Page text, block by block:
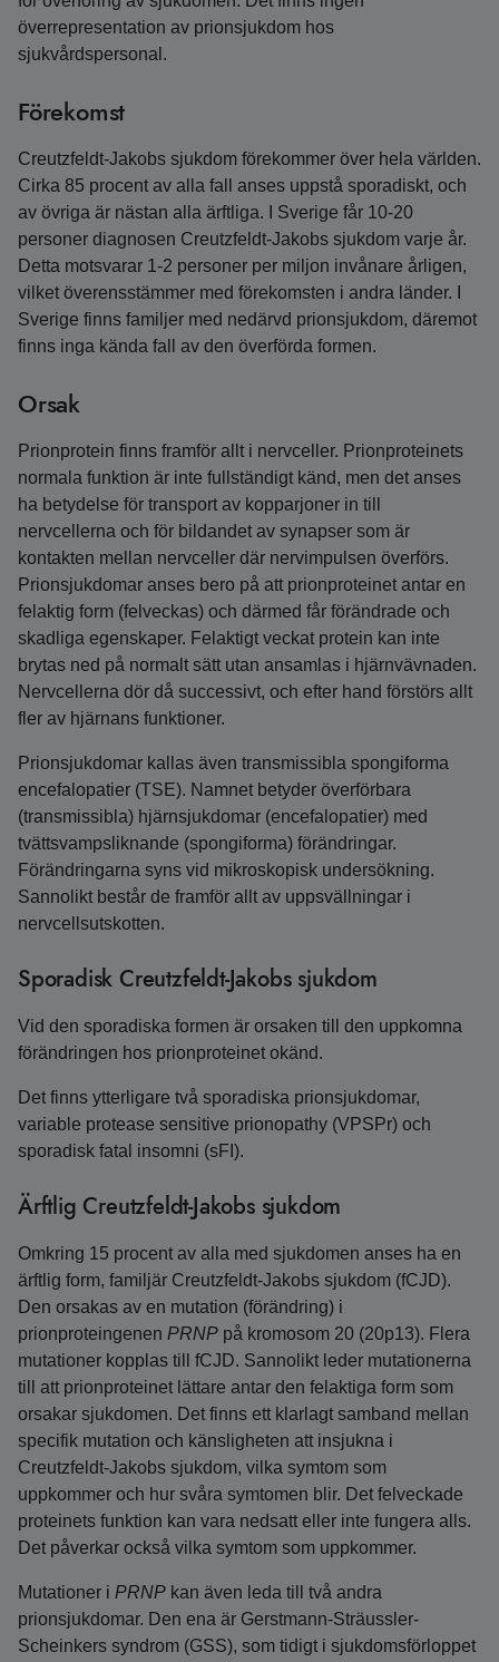
överrepresentation av prionsjukdom hos
sjukvårdspersonal.
Förekomst
Creutzfeldt-Jakobs sjukdom förekommer över hela världen.
Cirka 85 procent av alla fall anses uppstå sporadiskt, och
av övriga är nästan alla ärftliga. I Sverige får 10-20
personer diagnosen Creutzfeldt-Jakobs sjukdom varje år.
Detta motsvarar 1-2 personer per miljon invånare årligen,
vilket överensstämmer med förekomsten i andra länder. I
Sverige finns familjer med nedärvd prionsjukdom, däremot
finns inga kända fall av den överförda formen.
Orsak
Prionprotein finns framför allt i nervceller. Prionproteinets
normala funktion är inte fullständigt känd, men det anses
ha betydelse för transport av kopparjoner in till
nervcellerna och för bildandet av synapser som är
kontakten mellan nervceller där nervimpulsen överförs.
Prionsjukdomar anses bero på att prionproteinet antar en
felaktig form (felveckas) och därmed får förändrade och
skadliga egenskaper. Felaktigt veckat protein kan inte
brytas ned på normalt sätt utan ansamlas i hjärnvävnaden.
Nervcellerna dör då successivt, och efter hand förstörs allt
fler av hjärnans funktioner.
Prionsjukdomar kallas även transmissibla spongiforma
encefalopatier (TSE). Namnet betyder överförbara
(transmissibla) hjärnsjukdomar (encefalopatier) med
tvättsvampsliknande (spongiforma) förändringar.
Förändringarna syns vid mikroskopisk undersökning.
Sannolikt består de framför allt av uppsvällningar i
nervcellsutskotten.
Sporadisk Creutzfeldt-Jakobs sjukdom
Vid den sporadiska formen är orsaken till den uppkomna
förändringen hos prionproteinet okänd.
Det finns ytterligare två sporadiska prionsjukdomar,
variable protease sensitive prionopathy (VPSPr) och
sporadisk fatal insomni (sFI).
Ärftlig Creutzfeldt-Jakobs sjukdom
Omkring 15 procent av alla med sjukdomen anses ha en
ärftlig form, familjär Creutzfeldt-Jakobs sjukdom (fCJD).
Den orsakas av en mutation (förändring) i
prionproteingenen PRNP på kromosom 20 (20p13). Flera
mutationer kopplas till fCJD. Sannolikt leder mutationerna
till att prionproteinet lättare antar den felaktiga form som
orsakar sjukdomen. Det finns ett klarlagt samband mellan
specifik mutation och känsligheten att insjukna i
Creutzfeldt-Jakobs sjukdom, vilka symtom som
uppkommer och hur svåra symtomen blir. Det felveckade
proteinets funktion kan vara nedsatt eller inte fungera alls.
Det påverkar också vilka symtom som uppkommer.
Mutationer i PRNP kan även leda till två andra
prionsjukdomar. Den ena är Gerstmann-Sträussler-
Scheinkers syndrom (GSS), som tidigt i sjukdomsförloppet